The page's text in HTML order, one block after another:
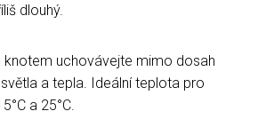
dlouhý.
knotem uchovávejte mimo dosah
a tepla. Ideální teplota pro
a 25°C.